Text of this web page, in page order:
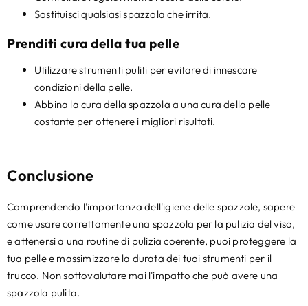
Sostituisci qualsiasi spazzola che irrita.
Prenditi cura della tua pelle
Utilizzare strumenti puliti per evitare di innescare
condizioni della pelle.
Abbina la cura della spazzola a una cura della pelle
costante per ottenere i migliori risultati.
Conclusione
Comprendendo l'importanza dell'igiene delle spazzole, sapere
come usare correttamente una spazzola per la pulizia del viso,
e attenersi a una routine di pulizia coerente, puoi proteggere la
tua pelle e massimizzare la durata dei tuoi strumenti per il
trucco. Non sottovalutare mai l'impatto che può avere una
spazzola pulita.